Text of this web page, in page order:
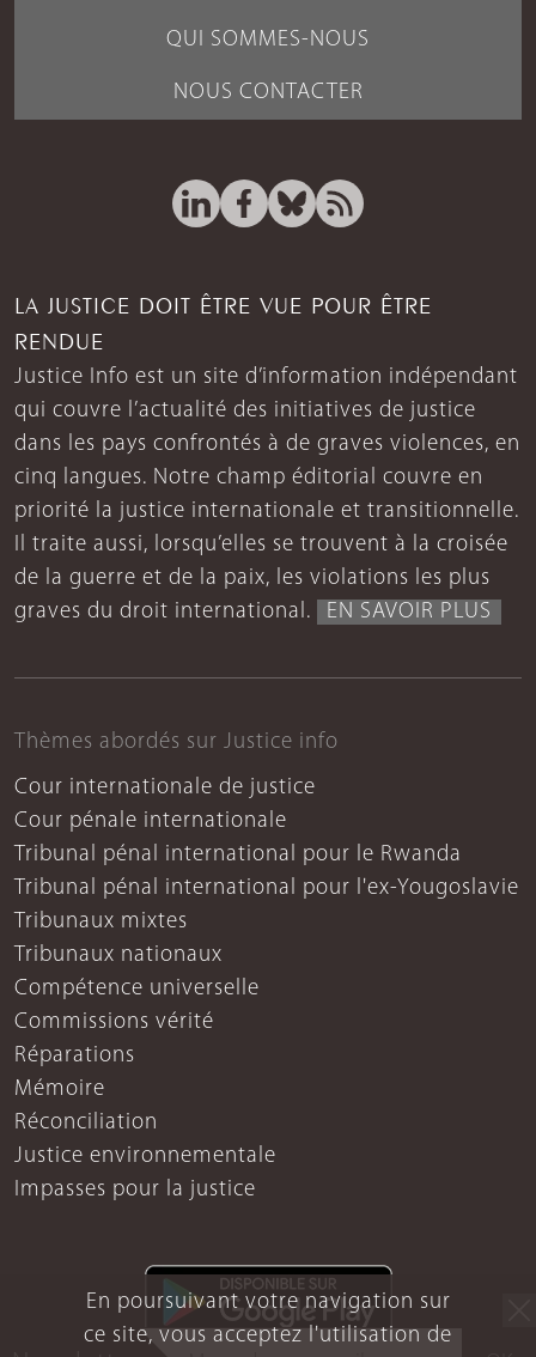
En poursuivant votre navigation sur
ce site, vous acceptez l'utilisation de
QUI SOMMES-NOUS
NOUS CONTACTER
LA JUSTICE DOIT ÊTRE VUE POUR ÊTRE
RENDUE
Justice Info est un site d’information indépendant
qui couvre l’actualité des initiatives de justice
dans les pays confrontés à de graves violences, en
cinq langues. Notre champ éditorial couvre en
priorité la justice internationale et transitionnelle.
Il traite aussi, lorsqu’elles se trouvent à la croisée
de la guerre et de la paix, les violations les plus
graves du droit international.
EN SAVOIR PLUS
Thèmes abordés sur Justice info
Cour internationale de justice
Cour pénale internationale
Tribunal pénal international pour le Rwanda
Tribunal pénal international pour l'ex-Yougoslavie
Tribunaux mixtes
Tribunaux nationaux
Compétence universelle
Commissions vérité
Réparations
Mémoire
Réconciliation
Justice environnementale
Impasses pour la justice